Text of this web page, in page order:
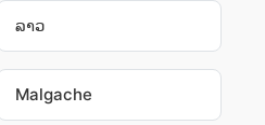
ລາວ
Malgache